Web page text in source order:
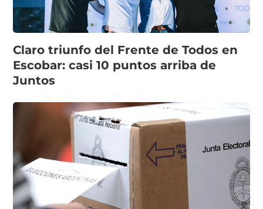
Claro triunfo del Frente de Todos en
Escobar: casi 10 puntos arriba de
Juntos